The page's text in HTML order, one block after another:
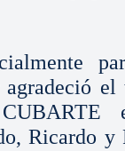
el
Ricardo y